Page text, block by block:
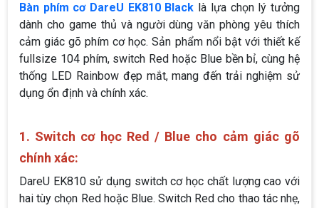
Bàn phím cơ DareU EK810 Black là lựa chọn lý tưởng
dành cho game thủ và người dùng văn phòng yêu thích
cảm giác gõ phím cơ học. Sản phẩm nổi bật với thiết kế
fullsize 104 phím, switch Red hoặc Blue bền bỉ, cùng hệ
thống LED Rainbow đẹp mắt, mang đến trải nghiệm sử
dụng ổn định và chính xác.
1. Switch cơ học Red / Blue cho cảm giác gõ
chính xác:
DareU EK810 sử dụng switch cơ học chất lượng cao với
hai tùy chọn Red hoặc Blue. Switch Red cho thao tác nhẹ,